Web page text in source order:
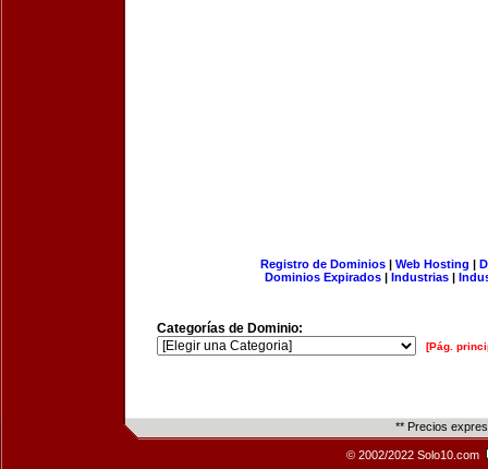
Registro de Dominios| Web Hosting |
Dominios Expirados | Industrias |
Categorías de Dominio:
[Pág.
** Precios
© 2002/2022 Solo10.com